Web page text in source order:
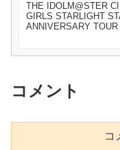
THE IDOLM@STER
GIRLS STARLIGHT
ANNIVERSARY TOUR
コメント
コ